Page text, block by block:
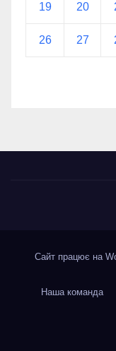
19 20
26 27
Сайт працює на
Наша команда